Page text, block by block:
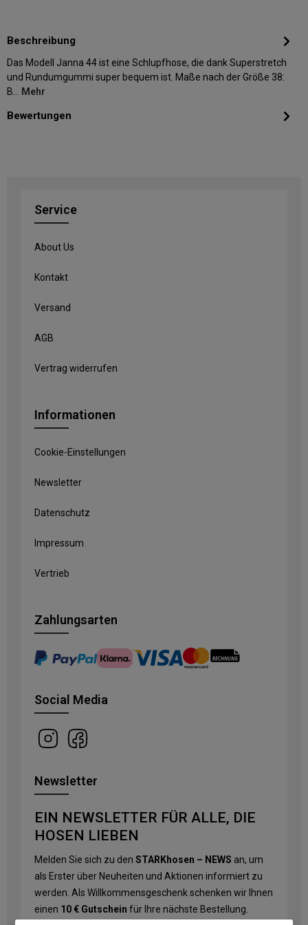
Beschreibung
Das Modell Janna 44 ist eine Schlupfhose, die dank Superstretch
und Rundumgummi super bequem ist. Maße nach der Größe 38:
B…
Mehr
Bewertungen
Service
About Us
Kontakt
Versand
AGB
Vertrag widerrufen
Informationen
Cookie-Einstellungen
Newsletter
Datenschutz
Impressum
Vertrieb
Zahlungsarten
Social Media
Newsletter
EIN NEWSLETTER FÜR ALLE, DIE
HOSEN LIEBEN
Melden Sie sich zu den STARKhosen – NEWS an, um
als Erster über Neuheiten und Aktionen informiert zu
werden. Als Willkommensgeschenk schenken wir Ihnen
einen 10 € Gutschein für Ihre nächste Bestellung.